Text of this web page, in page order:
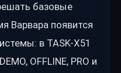
базовые
Варвара появится
в TASK-X51
OFFLINE, PRO и